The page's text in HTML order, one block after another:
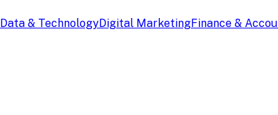
Data & TechnologyDigital MarketingFinance &